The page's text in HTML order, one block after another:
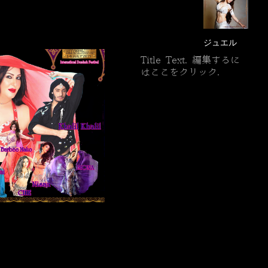
ジュエル
Title Text. 編集するに
はここをクリック.